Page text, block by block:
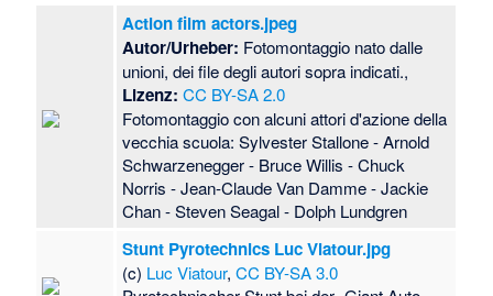
Action film actors.jpeg
Autor/Urheber: Fotomontaggio nato dalle
unioni, dei file degli autori sopra indicati.,
Lizenz: CC BY-SA 2.0
Fotomontaggio con alcuni attori d'azione della
vecchia scuola: Sylvester Stallone - Arnold
Schwarzenegger - Bruce Willis - Chuck
Norris - Jean-Claude Van Damme - Jackie
Chan - Steven Seagal - Dolph Lundgren
Stunt Pyrotechnics Luc Viatour.jpg
(c) Luc Viatour,CC BY-SA 3.0